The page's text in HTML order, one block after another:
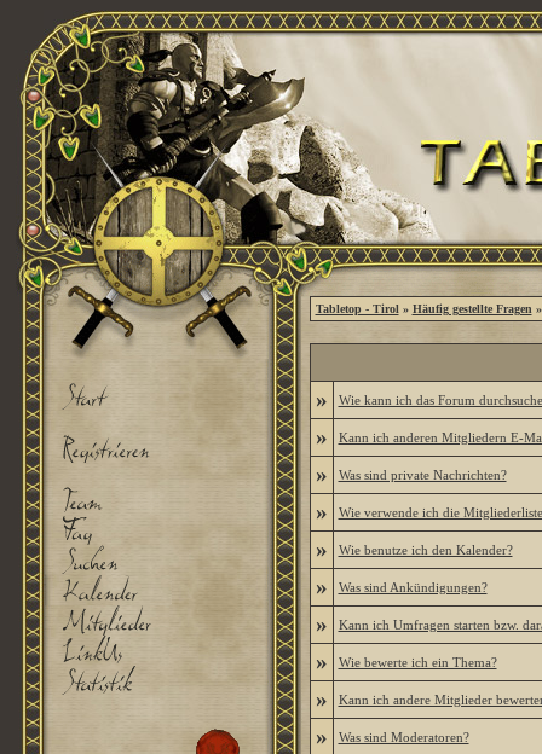
Tabletop - Tirol » Häufig gestellte Fragen
» Wie kann ich das Forum
» Kann ich anderen Mitgliedern E-
» Was sind private Nachrichten?
» Wie verwende ich die
» Wie benutze ich den Kalender?
» Was sind Ankündigungen?
» Kann ich Umfragen starten bzw.
» Wie bewerte ich ein Thema?
» Kann ich andere Mitglieder
» Was sind Moderatoren?